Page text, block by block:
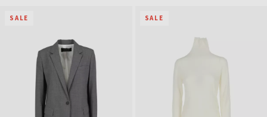
SALE SALE